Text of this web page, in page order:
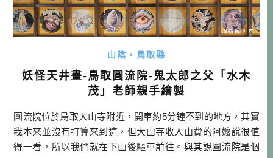
山陰・鳥取縣
妖怪天井畫-鳥取圓流院-鬼太郎之父「水木
茂」老師親手繪製
圓流院位於鳥取大山寺附近，開車約5分鐘不到的地方，其實
我本來並沒有打算來到這，但大山寺收入山費的阿嬤說很值
得一看，所以我們就在下山後驅車前往。與其說圓流院是個